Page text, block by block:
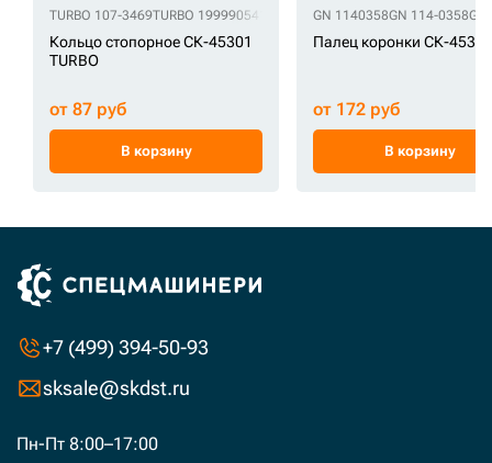
TURBO 107-3469TURBO 1999905418 TURBO 61E7-04630TURBO 61EH-
Кольцо стопорное СК-45301
TURBO
от 87 руб
В корзину
GN 1140358GN 114-0358GN
Палец коронки СК-
от 172 руб
В корзину
+7 (499) 394-50-93
sksale@skdst.ru
Пн-Пт 8:00–17:00